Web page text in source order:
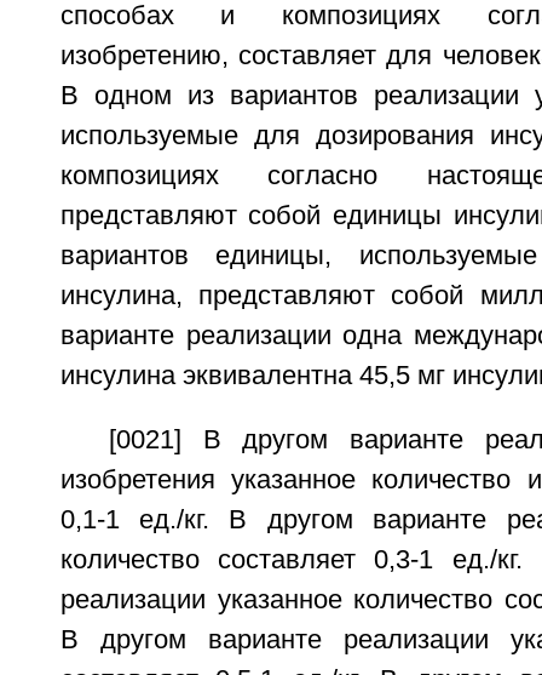
способах и композициях
изобретению, составляет для
В одном из вариантов реализации
используемые для дозирования
композициях согласно
представляют собой единицы
вариантов единицы,
инсулина, представляют собой
варианте реализации одна
инсулина эквивалентна 45,5 мг
[0021] В другом варианте
изобретения указанное количество
0,1-1 ед./кг. В другом варианте
количество составляет 0,3-1 ед./
реализации указанное количество
В другом варианте реализации